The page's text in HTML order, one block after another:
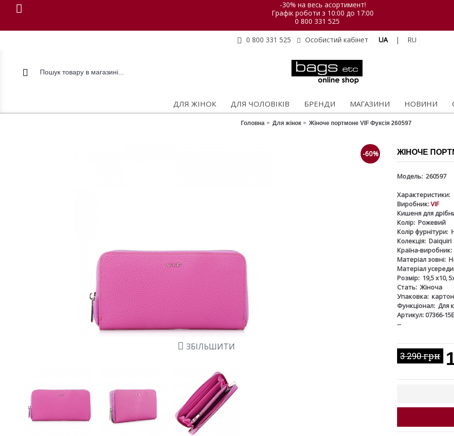
-30% на весь асортимент!
Графік роботи з 10:00 до 17:00
0 800 331 525
0 800 331 525
Особистий кабінет UA | RU
ДЛЯ ЖІНОК ДЛЯ ЧОЛОВІКІВ БРЕНДИ МАГАЗИНИ НОВИНИ
Головна Для жінок Жіноче портмоне VIF Фуксія 260597
-60%
ЗБІЛЬШИТИ
ЖІНОЧЕ
Модель: 260597
Характеристики:
Виробник:VIF
Кишеня для
Колір: Рожевий
Колір фурнітури:
Колекція: Daiquiri
Країна-виробник:
Матеріал зовні:
Матеріал
Розмір: 19,5 х10,
Стать: Жіноча
Упаковка:
Функціонал: Для
Артикул: 07366-
--
3 290 грн